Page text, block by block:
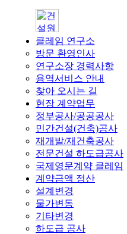
클레임 연구소
방문 환영인사
연구소장 경력사항
용역서비스 안내
찾아 오시는 길
현장 계약업무
정부공사/공공공사
민간건설(건축)공사
재개발/재건축공사
전문건설 하도급공사
국제영문계약 클레임
계약금액 정산
설계변경
물가변동
기타변경
하도급 공사